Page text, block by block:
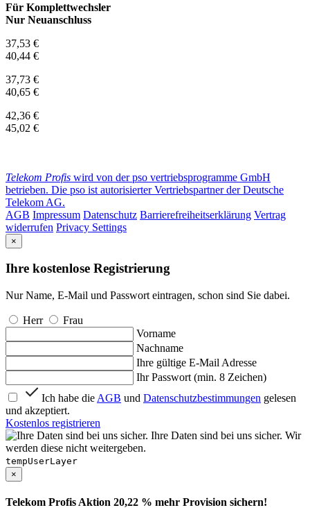
Für Komplettwechsler
Nur Neuanschluss
37,53 €
40,44 €
37,73 €
40,65 €
42,36 €
45,02 €
Telekom Profis wird von der pso vertriebsprogramme GmbH
betrieben. Die pso ist autorisierter Vertriebspartner der Deutsche
Telekom AG.
AGB Impressum Datenschutz Barrierefreiheitserklärung Vertrag
widerrufen Privacy Settings
×
Ihre kostenlose Registrierung
Nur Name, E-Mail und Passwort eintragen, schon sind Sie dabei.
Herr
Frau
Vorname
Nachname
Ihre gültige E-Mail Adresse
Ihr Passwort (min. 8 Zeichen)
Ich habe die AGB und Datenschutzbestimmungen gelesen
und akzeptiert.
Kostenlos registrieren
Ihre Daten sind bei uns sicher. Wir
werden diese nicht weitergeben.
tempUserLayer
×
Telekom Profis Aktion 20,22 % mehr Provision sichern!